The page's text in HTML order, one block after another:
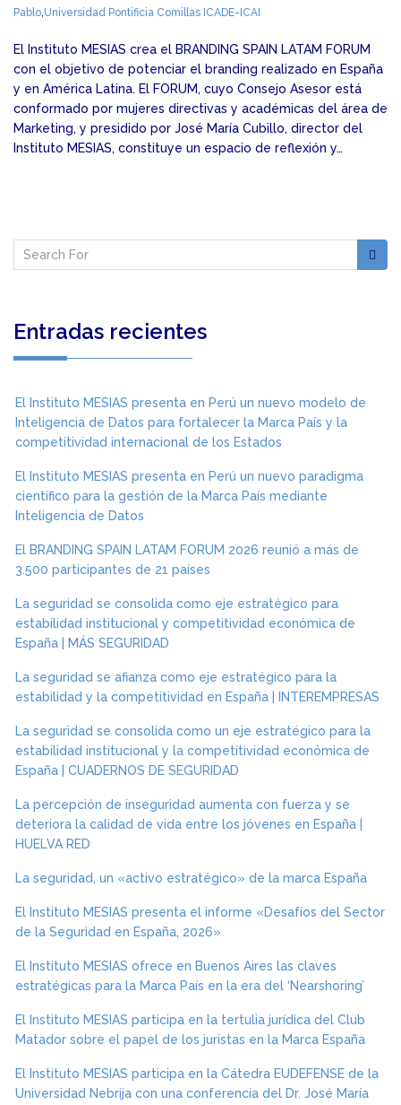
Pablo,Universidad Pontificia Comillas ICADE-ICAI
El Instituto MESIAS crea el BRANDING SPAIN LATAM FORUM
con el objetivo de potenciar el branding realizado en España
y en América Latina. El FORUM, cuyo Consejo Asesor está
conformado por mujeres directivas y académicas del área de
Marketing, y presidido por José María Cubillo, director del
Instituto MESIAS, constituye un espacio de reflexión y…
Entradas recientes
El Instituto MESIAS presenta en Perú un nuevo modelo de
Inteligencia de Datos para fortalecer la Marca País y la
competitividad internacional de los Estados
El Instituto MESIAS presenta en Perú un nuevo paradigma
científico para la gestión de la Marca País mediante
Inteligencia de Datos
El BRANDING SPAIN LATAM FORUM 2026 reunió a más de
3.500 participantes de 21 países
La seguridad se consolida como eje estratégico para
estabilidad institucional y competitividad económica de
España | MÁS SEGURIDAD
La seguridad se afianza como eje estratégico para la
estabilidad y la competitividad en España | INTEREMPRESAS
La seguridad se consolida como un eje estratégico para la
estabilidad institucional y la competitividad económica de
España | CUADERNOS DE SEGURIDAD
La percepción de inseguridad aumenta con fuerza y se
deteriora la calidad de vida entre los jóvenes en España |
HUELVA RED
La seguridad, un «activo estratégico» de la marca España
El Instituto MESIAS presenta el informe «Desafíos del Sector
de la Seguridad en España, 2026»
El Instituto MESIAS ofrece en Buenos Aires las claves
estratégicas para la Marca País en la era del ‘Nearshoring’
El Instituto MESIAS participa en la tertulia jurídica del Club
Matador sobre el papel de los juristas en la Marca España
El Instituto MESIAS participa en la Cátedra EUDEFENSE de la
Universidad Nebrija con una conferencia del Dr. José María